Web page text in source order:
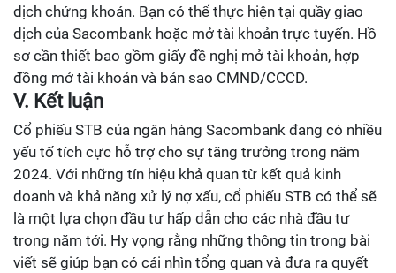
dịch chứng khoán. Bạn có thể thực hiện tại quầy giao
dịch của Sacombank hoặc mở tài khoản trực tuyến. Hồ
sơ cần thiết bao gồm giấy đề nghị mở tài khoản, hợp
đồng mở tài khoản và bản sao CMND/CCCD.
V. Kết luận
Cổ phiếu STB của ngân hàng Sacombank đang có nhiều
yếu tố tích cực hỗ trợ cho sự tăng trưởng trong năm
2024. Với những tín hiệu khả quan từ kết quả kinh
doanh và khả năng xử lý nợ xấu, cổ phiếu STB có thể sẽ
là một lựa chọn đầu tư hấp dẫn cho các nhà đầu tư
trong năm tới. Hy vọng rằng những thông tin trong bài
viết sẽ giúp bạn có cái nhìn tổng quan và đưa ra quyết